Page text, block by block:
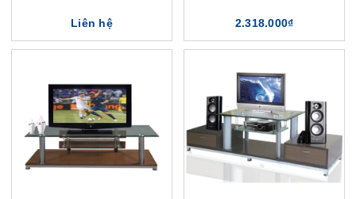
Liên hệ 2.318.000₫